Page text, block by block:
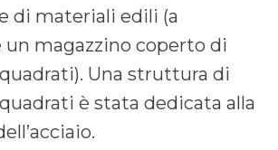
di materiali edili (a
un magazzino coperto di
Una struttura di
è stata dedicata alla